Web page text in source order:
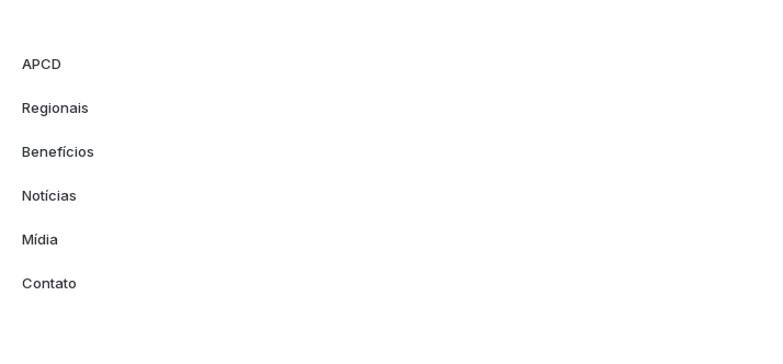
APCD
Regionais
Benefícios
Notícias
Mídia
Contato